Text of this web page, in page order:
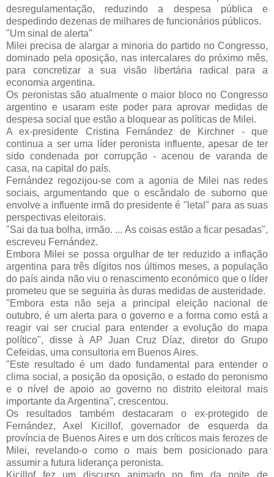
desregulamentação, reduzindo a despesa pública e
despedindo dezenas de milhares de funcionários públicos.
"Um sinal de alerta"
Milei precisa de alargar a minoria do partido no Congresso,
dominado pela oposição, nas intercalares do próximo mês,
para concretizar a sua visão libertária radical para a
economia argentina.
Os peronistas são atualmente o maior bloco no Congresso
argentino e usaram este poder para aprovar medidas de
despesa social que estão a bloquear as políticas de Milei.
A ex-presidente Cristina Fernández de Kirchner - que
continua a ser uma líder peronista influente, apesar de ter
sido condenada por corrupção - acenou de varanda de
casa, na capital do país.
Fernández regozijou-se com a agonia de Milei nas redes
sociais, argumentando que o escândalo de suborno que
envolve a influente irmã do presidente é "letal" para as suas
perspectivas eleitorais.
"Sai da tua bolha, irmão. ... As coisas estão a ficar pesadas",
escreveu Fernández.
Embora Milei se possa orgulhar de ter reduzido a inflação
argentina para três dígitos nos últimos meses, a população
do país ainda não viu o renascimento económico que o líder
prometeu que se seguiria às duras medidas de austeridade.
"Embora esta não seja a principal eleição nacional de
outubro, é um alerta para o governo e a forma como está a
reagir vai ser crucial para entender a evolução do mapa
político", disse à AP Juan Cruz Díaz, diretor do Grupo
Cefeidas, uma consultoria em Buenos Aires.
"Este resultado é um dado fundamental para entender o
clima social, a posição da oposição, o estado do peronismo
e o nível de apoio ao governo no distrito eleitoral mais
importante da Argentina", crescentou.
Os resultados também destacaram o ex-protegido de
Fernández, Axel Kicillof, governador de esquerda da
província de Buenos Aires e um dos críticos mais ferozes de
Milei, revelando-o como o mais bem posicionado para
assumir a futura liderança peronista.
Kicillof fez um discurso animado no fim da noite de